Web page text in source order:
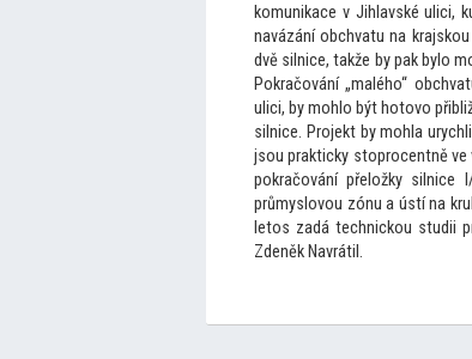
komunikace v Jihlavské ulici,
navázání obchvatu na
dvě silnice, takže by pak bylo
Pokračování „malého“
ulici, by mohlo být hotovo
silnice. Projekt by mohla
jsou prakticky stoprocentně ve
pokračování přeložky silnice
průmyslovou zónu a ústí na
letos zadá technickou studii
Zdeněk Navrátil.